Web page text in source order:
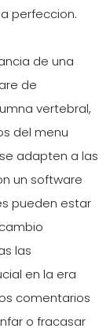
perfeccion.
de una
de
vertebral,
del menu
adapten a las
un software
pueden estar
las
en la era
comentarios
o fracasar